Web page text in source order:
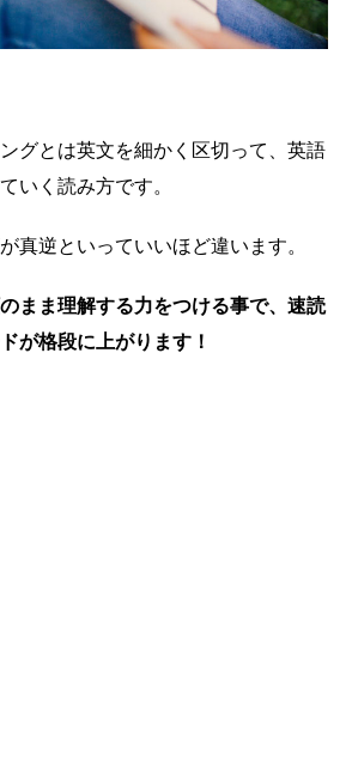
グとは英文を細かく区切って、英語
いく読み方です。
真逆といっていいほど違います。
まま理解する力をつける事で、速読
が格段に上がります！